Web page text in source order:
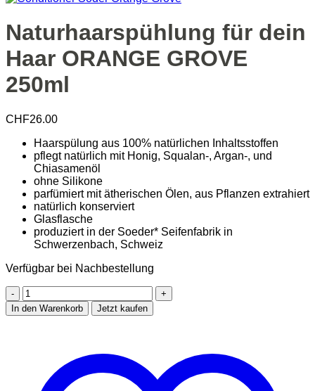
Naturhaarspühlung für dein
Haar ORANGE GROVE
250ml
CHF26.00
Haarspülung aus 100% natürlichen Inhaltsstoffen
pflegt natürlich mit Honig, Squalan-, Argan-, und
Chiasamenöl
ohne Silikone
parfümiert mit ätherischen Ölen, aus Pflanzen extrahiert
natürlich konserviert
Glasflasche
produziert in der Soeder* Seifenfabrik in
Schwerzenbach, Schweiz
Verfügbar bei Nachbestellung
Naturhaarspühlung
für
dein
Menge
In den Warenkorb Jetzt kaufen